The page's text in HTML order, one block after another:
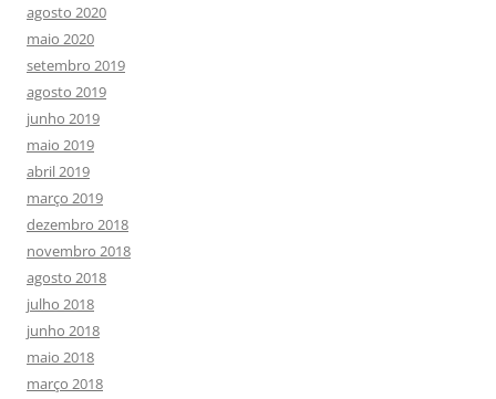
agosto 2020
maio 2020
setembro 2019
agosto 2019
junho 2019
maio 2019
abril 2019
março 2019
dezembro 2018
novembro 2018
agosto 2018
julho 2018
junho 2018
maio 2018
março 2018